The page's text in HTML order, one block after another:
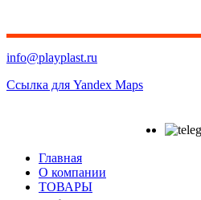
info@playplast.ru
Ссылка для Yandex Maps
Главная
О компании
ТОВАРЫ